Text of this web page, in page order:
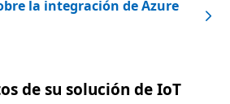
la integración de Azure
de su solución de IoT